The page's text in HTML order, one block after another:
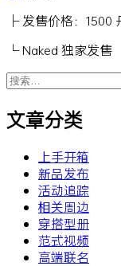
├ 发售价格：1500
└ Naked 独家发售
搜
文章分类
上手开箱
新品发布
活动追踪
相关周边
穿搭型册
范式视频
高端联名